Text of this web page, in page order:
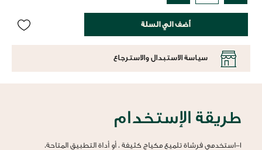
أضف الي السلة
سياسة الاستبدال والاسترجاع
طريقة الإستخدام
1-استخدمي فرشاة تلميع مكياج كثيفة ، أو أداة التطبيق المتاحة،